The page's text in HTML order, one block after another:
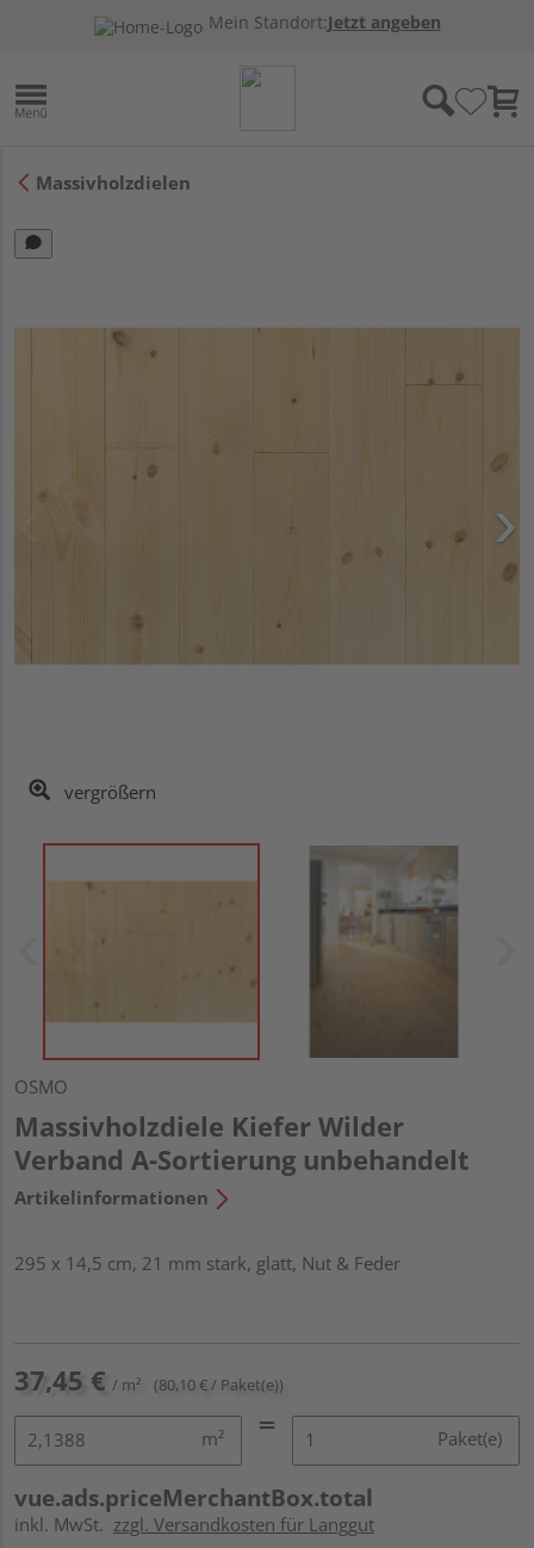
Mein Standort:Jetzt angeben
Massivholzdielen
vergrößern
OSMO
Massivholzdiele Kiefer Wilder
Verband A-Sortierung unbehandelt
Artikelinformationen
295 x 14,5 cm, 21 mm stark, glatt, Nut & Feder
37,45 € / m² (80,10 € / Paket(e))
m² Paket(e)
vue.ads.priceMerchantBox.total
inkl. MwSt. zzgl. Versandkosten für Langgut